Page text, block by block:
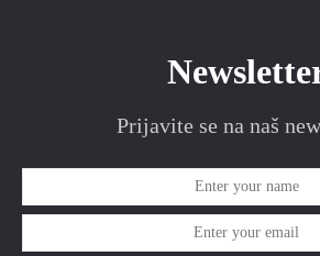
Prijavite se na naš